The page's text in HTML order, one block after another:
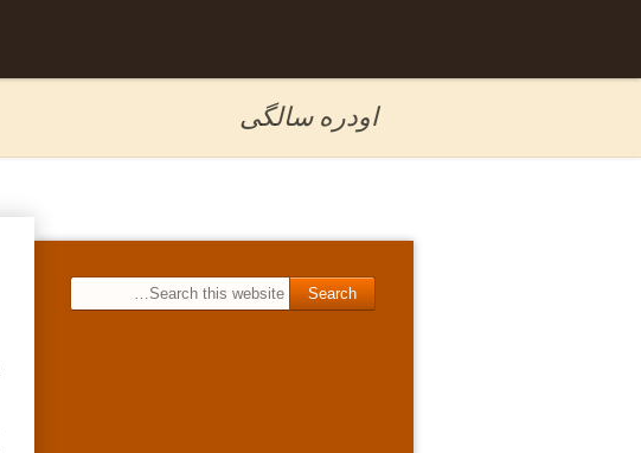
اودره سالگی
Search for: